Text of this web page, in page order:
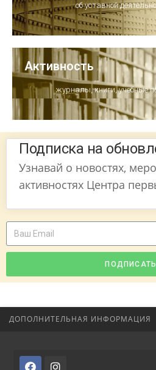
об уставной
Активность
журналы, книги, учебные
Подписка на
Узнавай о новостях,
активностях Центра
ДОПОЛНИТЕЛЬНАЯ ИНФОРМАЦИЯ